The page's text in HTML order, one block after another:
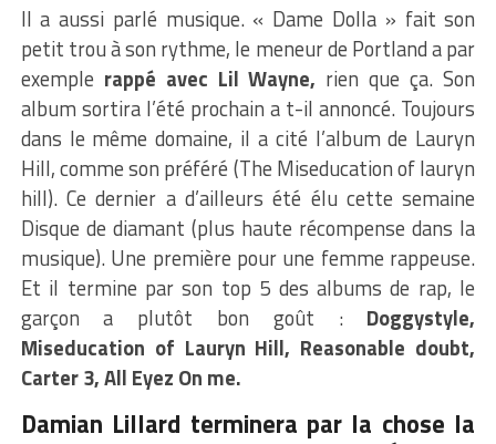
Il a aussi parlé musique. « Dame Dolla » fait son
petit trou à son rythme, le meneur de Portland a par
exemple rappé avec Lil Wayne, rien que ça. Son
album sortira l’été prochain a t-il annoncé. Toujours
dans le même domaine, il a cité l’album de Lauryn
Hill, comme son préféré (The Miseducation of lauryn
hill). Ce dernier a d’ailleurs été élu cette semaine
Disque de diamant (plus haute récompense dans la
musique). Une première pour une femme rappeuse.
Et il termine par son top 5 des albums de rap, le
garçon a plutôt bon goût :Doggystyle,
Miseducation of Lauryn Hill, Reasonable doubt,
Carter 3, All Eyez On me.
Damian Lillard terminera par la chose la